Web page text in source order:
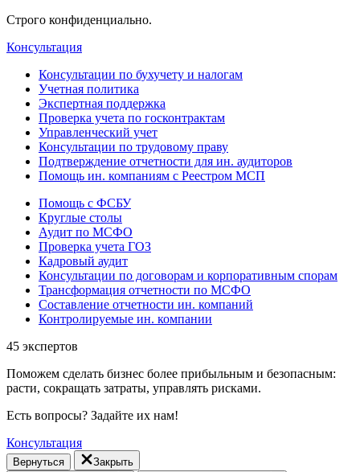
Строго конфиденциально.
Консультация
Консультации по бухучету и налогам
Учетная политика
Экспертная поддержка
Проверка учета по госконтрактам
Управленческий учет
Консультации по трудовому праву
Подтверждение отчетности для ин. аудиторов
Помощь ин. компаниям с Реестром МСП
Помощь с ФСБУ
Круглые столы
Аудит по МСФО
Проверка учета ГОЗ
Кадровый аудит
Консультации по договорам и корпоративным спорам
Трансформация отчетности по МСФО
Составление отчетности ин. компаний
Контролируемые ин. компании
45 экспертов
Поможем сделать бизнес более прибыльным и безопасным:
расти, cокращать затраты, управлять рисками.
Есть вопросы? Задайте их нам!
Консультация
Вернуться
Закрыть